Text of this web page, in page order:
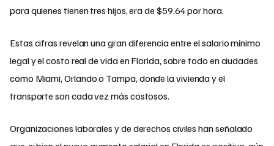
para quienes tienen tres hijos, era de $59.64 por hora.
Estas cifras revelan una gran diferencia entre el salario mínimo
legal y el costo real de vida en Florida, sobre todo en ciudades
como Miami, Orlando o Tampa, donde la vivienda y el
transporte son cada vez más costosos.
Organizaciones laborales y de derechos civiles han señalado